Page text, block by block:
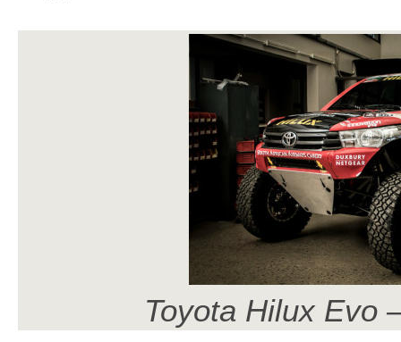
Toyota Hilux Evo